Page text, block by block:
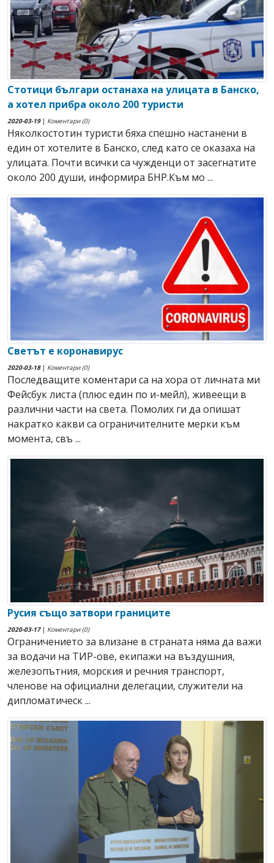
Стотици българи останаха на улицата в Банско,
а хотел прибра около 200 туристи
2020-03-19| Коментари (0)
Няколкостотин туристи бяха спешно настанени в
един от хотелите в Банско, след като се оказаха на
улицата. Почти всички са чужденци от засегнатите
около 200 души, информира БНР.Към мо ...
Светът е коронавирус
2020-03-18| Коментари (0)
Последващите коментари са на хора от личната ми
Фейсбук листа (плюс един по и-мейл), живеещи в
различни части на света. Помолих ги да опишат
накратко какви са ограничителните мерки към
момента, свъ ...
Русия също затвори границите
2020-03-17| Коментари (0)
Ограничението за влизане в страната няма да важи
за водачи на ТИР-ове, екипажи на въздушния,
железопътния, морския и речния транспорт,
членове на официални делегации, служители на
дипломатическ ...